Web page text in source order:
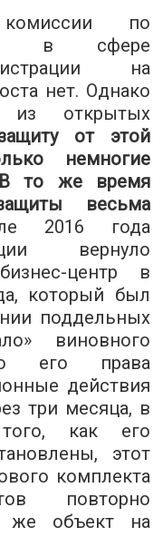
по
в сфере
на
нет. Однако
из открытых
от этой
немногие
В то же время
весьма
2016 года
вернуло
центр в
который был
поддельных
виновного
его права
действия
три месяца, в
как его
этот
комплекта
повторно
же объект на